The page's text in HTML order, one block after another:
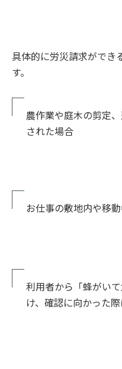
具体的に労災請求ができ
す。
農作業や庭木の剪定
された場合
お仕事の敷地内や移
利用者から「蜂がい
け、確認に向かった